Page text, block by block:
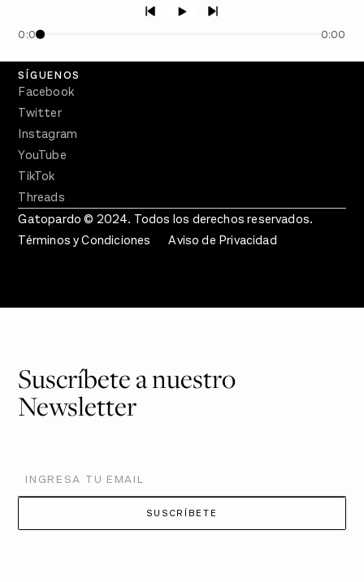
0:00 0:00
Crecer en Distopía
SÍGUENOS
Facebook
Twitter
Instagram
YouTube
TikTok
Threads
Gatopardo © 2024. Todos los derechos reservados.
Términos y Condiciones
Aviso de Privacidad
Suscríbete a nuestro
Newsletter